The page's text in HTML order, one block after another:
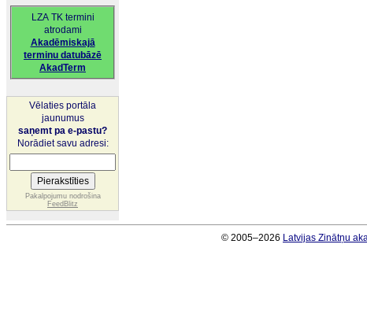
LZA TK termini
atrodami
Akadēmiskajā
terminu datubāzē
AkadTerm
Vēlaties portāla
jaunumus
saņemt pa e-pastu?
Norādiet savu adresi:
Pakalpojumu nodrošina
FeedBlitz
© 2005–2026 Latvijas Zinātņu